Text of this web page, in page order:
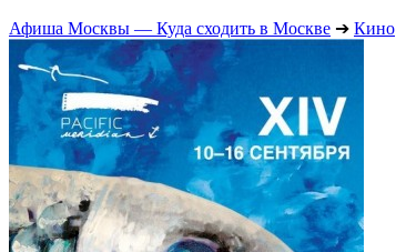
Афиша Москвы — Куда сходить в Москве ➔ Кино